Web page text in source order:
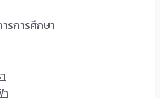
รการศึกษา